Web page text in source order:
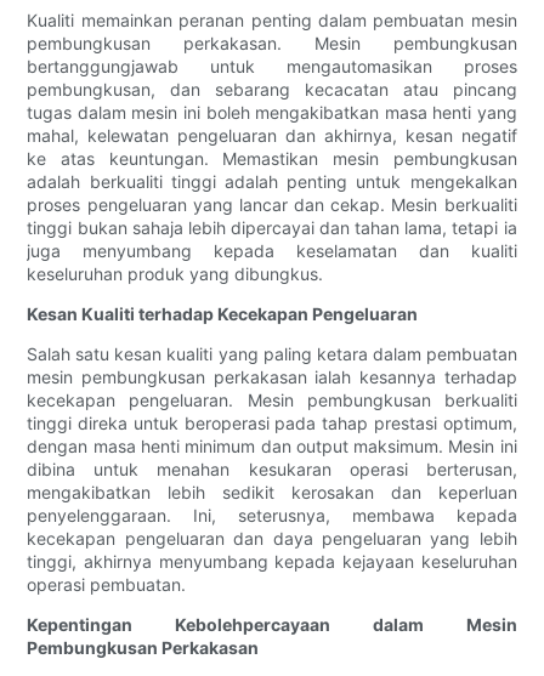
Kualiti memainkan peranan penting dalam pembuatan mesin
pembungkusan perkakasan. Mesin pembungkusan
bertanggungjawab untuk mengautomasikan proses
pembungkusan, dan sebarang kecacatan atau pincang
tugas dalam mesin ini boleh mengakibatkan masa henti yang
mahal, kelewatan pengeluaran dan akhirnya, kesan negatif
ke atas keuntungan. Memastikan mesin pembungkusan
adalah berkualiti tinggi adalah penting untuk mengekalkan
proses pengeluaran yang lancar dan cekap. Mesin berkualiti
tinggi bukan sahaja lebih dipercayai dan tahan lama, tetapi ia
juga menyumbang kepada keselamatan dan kualiti
keseluruhan produk yang dibungkus.
Kesan Kualiti terhadap Kecekapan Pengeluaran
Salah satu kesan kualiti yang paling ketara dalam pembuatan
mesin pembungkusan perkakasan ialah kesannya terhadap
kecekapan pengeluaran. Mesin pembungkusan berkualiti
tinggi direka untuk beroperasi pada tahap prestasi optimum,
dengan masa henti minimum dan output maksimum. Mesin ini
dibina untuk menahan kesukaran operasi berterusan,
mengakibatkan lebih sedikit kerosakan dan keperluan
penyelenggaraan. Ini, seterusnya, membawa kepada
kecekapan pengeluaran dan daya pengeluaran yang lebih
tinggi, akhirnya menyumbang kepada kejayaan keseluruhan
operasi pembuatan.
Kepentingan Kebolehpercayaan dalam Mesin
Pembungkusan Perkakasan